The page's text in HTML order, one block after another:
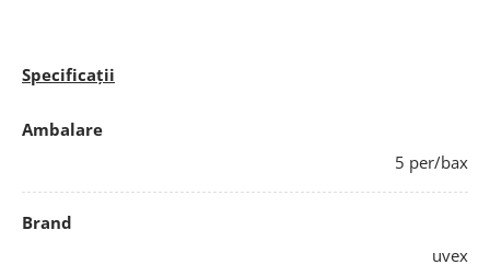
Specificații
Ambalare
5 per/bax
Brand
uvex